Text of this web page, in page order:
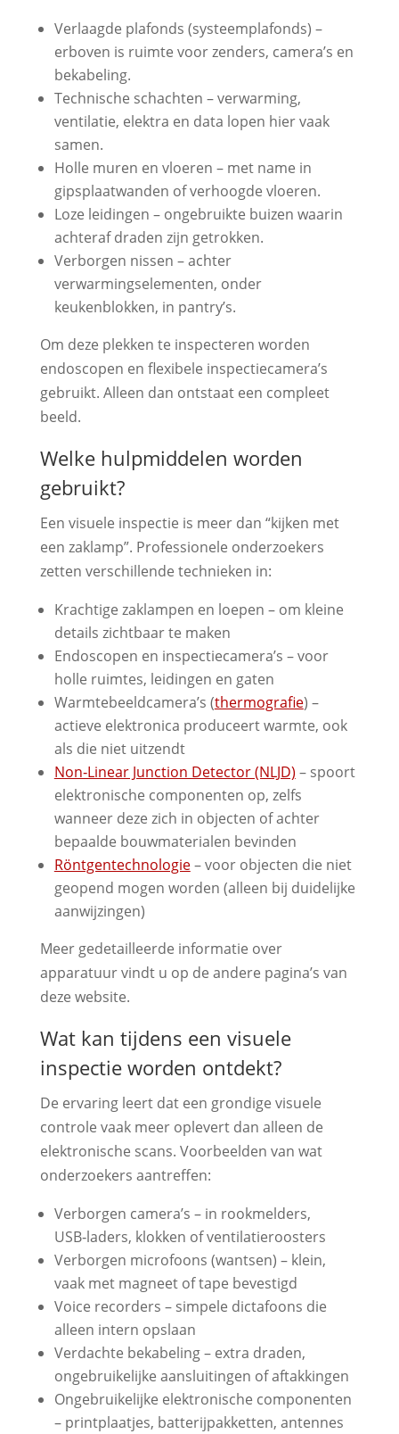
Verlaagde plafonds (systeemplafonds) –
erboven is ruimte voor zenders, camera’s en
bekabeling.
Technische schachten – verwarming,
ventilatie, elektra en data lopen hier vaak
samen.
Holle muren en vloeren – met name in
gipsplaatwanden of verhoogde vloeren.
Loze leidingen – ongebruikte buizen waarin
achteraf draden zijn getrokken.
Verborgen nissen – achter
verwarmingselementen, onder
keukenblokken, in pantry’s.
Om deze plekken te inspecteren worden
endoscopen en flexibele inspectiecamera’s
gebruikt. Alleen dan ontstaat een compleet
beeld.
Welke hulpmiddelen worden
gebruikt?
Een visuele inspectie is meer dan “kijken met
een zaklamp”. Professionele onderzoekers
zetten verschillende technieken in:
Krachtige zaklampen en loepen – om kleine
details zichtbaar te maken
Endoscopen en inspectiecamera’s – voor
holle ruimtes, leidingen en gaten
Warmtebeeldcamera’s (thermografie) –
actieve elektronica produceert warmte, ook
als die niet uitzendt
Non‑Linear Junction Detector (NLJD) – spoort
elektronische componenten op, zelfs
wanneer deze zich in objecten of achter
bepaalde bouwmaterialen bevinden
Röntgentechnologie– voor objecten die niet
geopend mogen worden (alleen bij duidelijke
aanwijzingen)
Meer gedetailleerde informatie over
apparatuur vindt u op de andere pagina’s van
deze website.
Wat kan tijdens een visuele
inspectie worden ontdekt?
De ervaring leert dat een grondige visuele
controle vaak meer oplevert dan alleen de
elektronische scans. Voorbeelden van wat
onderzoekers aantreffen:
Verborgen camera’s – in rookmelders,
USB‑laders, klokken of ventilatieroosters
Verborgen microfoons (wantsen) – klein,
vaak met magneet of tape bevestigd
Voice recorders – simpele dictafoons die
alleen intern opslaan
Verdachte bekabeling – extra draden,
ongebruikelijke aansluitingen of aftakkingen
Ongebruikelijke elektronische componenten
– printplaatjes, batterijpakketten, antennes